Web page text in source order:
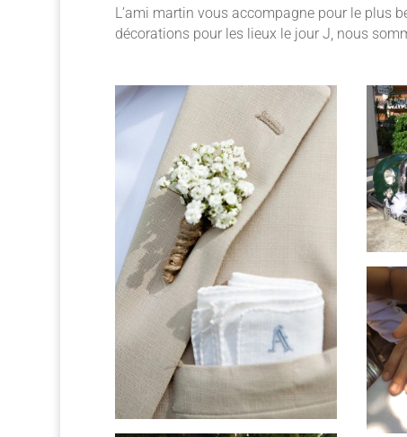
L’ami martin vous accompagne pour le plus
décorations pour les lieux le jour J, nous